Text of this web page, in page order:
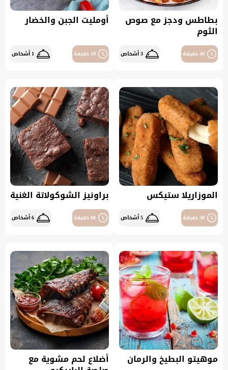
بطاطس ودجز مع صوص
الثوم
40 دقيقة 3 أشخاص
أومليت الجبن والخضار
10 دقيقة 1 أشخاص
الموزاريلا ستيكس
30 دقيقة 5 أشخاص
براونيز الشوكولاتة الغنية
60 دقيقة 6 أشخاص
موهيتو البطيخ والرمان أضلاع لحم مشوية مع